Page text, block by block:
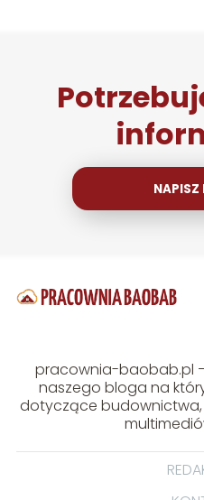
NAPISZ
pracownia-baobab.pl
naszego bloga na
dotyczące budownictwa,